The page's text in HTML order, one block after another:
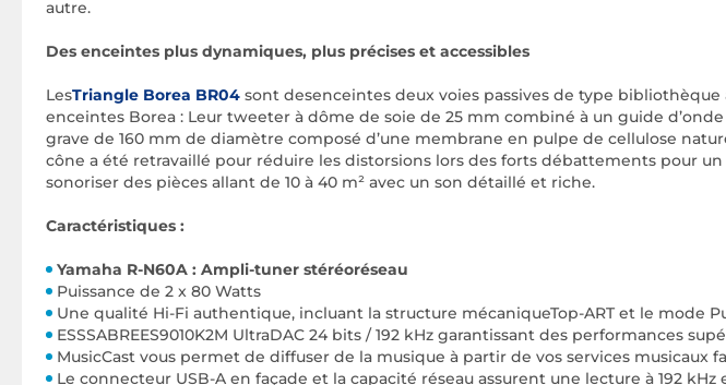
autre.
Des enceintes plus dynamiques, plus précises et accessibles
LesTriangle Borea BR04 sont desenceintes deux voies passives de type
enceintes Borea : Leur tweeter à dôme de soie de 25 mm combiné à un guide
grave de 160 mm de diamètre composé d’une membrane en pulpe de cellulose
cône a été retravaillé pour réduire les distorsions lors des forts débattements pour
sonoriser des pièces allant de 10 à 40 m² avec un son détaillé et riche.
Caractéristiques :
Yamaha R-N60A : Ampli-tuner stéréoréseau
Puissance de 2 x 80 Watts
Une qualité Hi-Fi authentique, incluant la structure mécaniqueTop-ART et le mode
ESSSABREES9010K2M UltraDAC 24 bits / 192 kHz garantissant des performances
MusicCast vous permet de diffuser de la musique à partir de vos services musicaux
Le connecteur USB-A en façade et la capacité réseau assurent une lecture à 192